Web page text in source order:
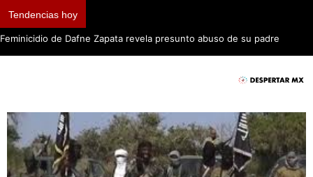
Tendencias hoy
Feminicidio de Dafne Zapata revela presunto abuso de su padre